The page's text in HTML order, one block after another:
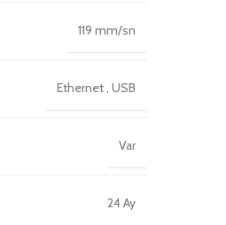
119 mm/sn
Ethernet,USB
Var
24 Ay